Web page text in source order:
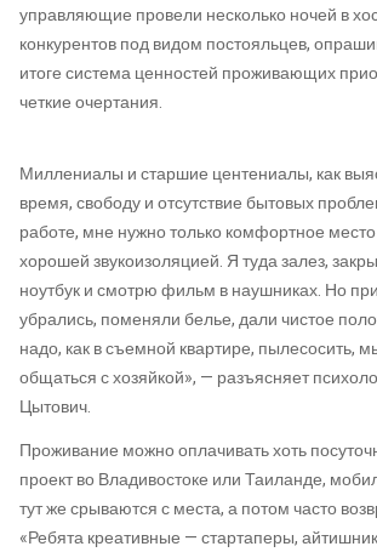
управляющие провели несколько ночей в
конкурентов под видом постояльцев,
итоге система ценностей проживающих
четкие очертания.
Миллениалы и старшие центениалы, как
время, свободу и отсутствие бытовых
работе, мне нужно только комфортное
хорошей звукоизоляцией. Я туда залез,
ноутбук и смотрю фильм в наушниках. Но
убрались, поменяли белье, дали чистое
надо, как в съемной квартире, пылесосить,
общаться с хозяйкой», — разъясняет
Цытович.
Проживание можно оплачивать хоть
проект во Владивостоке или Таиланде,
тут же срываются с места, а потом часто
«Ребята креативные — стартаперы,